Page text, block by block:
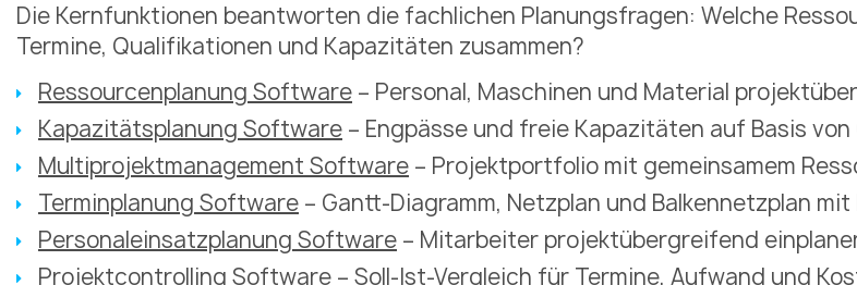
Die Kernfunktionen beantworten die fachlichen Planungsfragen: Welche
Termine, Qualifikationen und Kapazitäten zusammen?
Ressourcenplanung Software – Personal, Maschinen und Material
Kapazitätsplanung Software – Engpässe und freie Kapazitäten auf Basis
Multiprojektmanagement Software – Projektportfolio mit gemeinsamem
Terminplanung Software – Gantt-Diagramm, Netzplan und Balkennetzplan
Personaleinsatzplanung Software – Mitarbeiter projektübergreifend
Projektcontrolling Software – Soll-Ist-Vergleich für Termine, Aufwand und